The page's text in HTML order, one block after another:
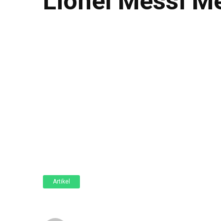
Artikel